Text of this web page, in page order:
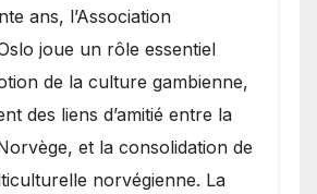
ans, l’Association
joue un rôle essentiel
de la culture gambienne,
des liens d’amitié entre la
et la consolidation de
norvégienne. La